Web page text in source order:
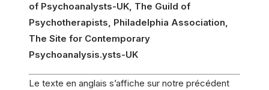
of Psychoanalysts-UK, The Guild of
Psychotherapists, Philadelphia Association,
The Site for Contemporary
Psychoanalysis.ysts-UK
Le texte en anglais s’affiche sur notre précédent